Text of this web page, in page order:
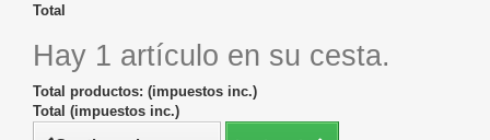
Total
Hay 1 artículo en su cesta.
Total productos: (impuestos inc.)
Total (impuestos inc.)